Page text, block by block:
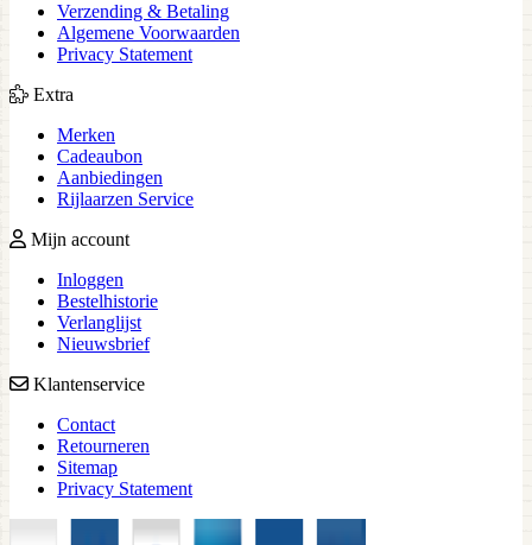
Verzending & Betaling
Algemene Voorwaarden
Privacy Statement
Extra
Merken
Cadeaubon
Aanbiedingen
Rijlaarzen Service
Mijn account
Inloggen
Bestelhistorie
Verlanglijst
Nieuwsbrief
Klantenservice
Contact
Retourneren
Sitemap
Privacy Statement